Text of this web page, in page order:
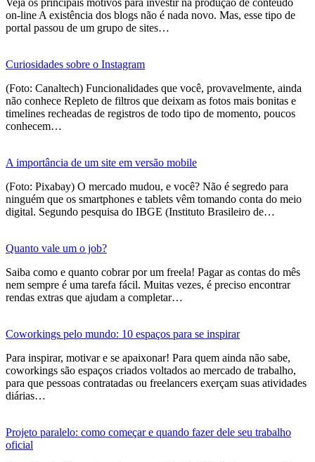
Veja os principais motivos para investir na produção de conteúdo
on-line A existência dos blogs não é nada novo. Mas, esse tipo de
portal passou de um grupo de sites…
Curiosidades sobre o Instagram
(Foto: Canaltech) Funcionalidades que você, provavelmente, ainda
não conhece Repleto de filtros que deixam as fotos mais bonitas e
timelines recheadas de registros de todo tipo de momento, poucos
conhecem…
A importância de um site em versão mobile
(Foto: Pixabay) O mercado mudou, e você? Não é segredo para
ninguém que os smartphones e tablets vêm tomando conta do meio
digital. Segundo pesquisa do IBGE (Instituto Brasileiro de…
Quanto vale um o job?
Saiba como e quanto cobrar por um freela! Pagar as contas do mês
nem sempre é uma tarefa fácil. Muitas vezes, é preciso encontrar
rendas extras que ajudam a completar…
Coworkings pelo mundo: 10 espaços para se inspirar
Para inspirar, motivar e se apaixonar! Para quem ainda não sabe,
coworkings são espaços criados voltados ao mercado de trabalho,
para que pessoas contratadas ou freelancers exerçam suas atividades
diárias…
Projeto paralelo: como começar e quando fazer dele seu trabalho
oficial